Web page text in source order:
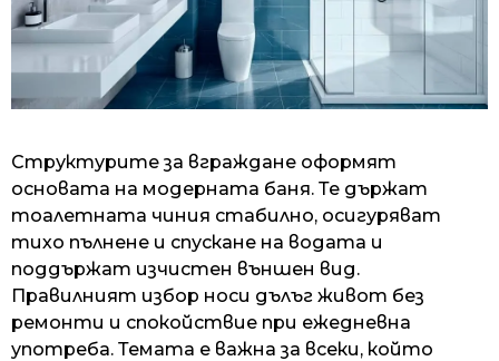
Структурите за вграждане оформят
основата на модерната баня. Те държат
тоалетната чиния стабилно, осигуряват
тихо пълнене и спускане на водата и
поддържат изчистен външен вид.
Правилният избор носи дълъг живот без
ремонти и спокойствие при ежедневна
употреба. Темата е важна за всеки, който